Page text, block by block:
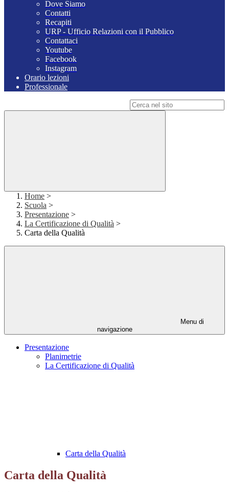
Dove Siamo
Contatti
Recapiti
URP - Ufficio Relazioni con il Pubblico
Contattaci
Youtube
Facebook
Instagram
Orario lezioni
Professionale
Home >
Scuola >
Presentazione >
La Certificazione di Qualità >
Carta della Qualità
Menu di
navigazione
Presentazione
Planimetrie
La Certificazione di Qualità
Carta della Qualità
Carta della Qualità